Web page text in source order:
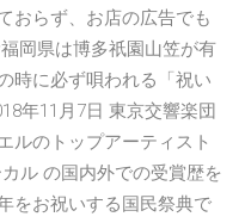
おらず、お店の広告でも
岡県は博多祇園山笠が有
時に必ず唄われる「祝い
年11月7日 東京交響楽団
ルのトップアーティスト
ル の国内外での受賞歴を
をお祝いする国民祭典で